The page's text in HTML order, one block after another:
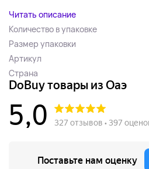
Читать описание
Количество в упаковке
Размер упаковки
Артикул
Страна